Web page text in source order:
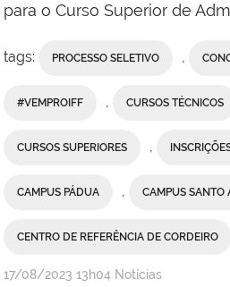
para o Curso Superior de
tags: PROCESSO SELETIVO ,
#VEMPROIFF , CURSOS TÉCNICOS
CURSOS SUPERIORES ,
CAMPUS PÁDUA , CAMPUS SANTO
CENTRO DE REFERÊNCIA DE CORDEIRO
por
publicado
17/08/2023 13h04 Notícias